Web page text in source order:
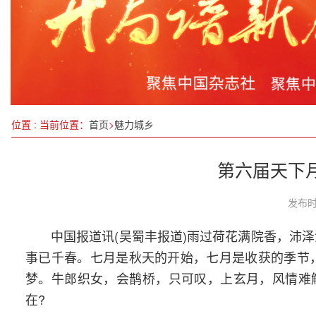
苏州市相城区人大常委会主要领导赴相城经开区走
意向签约金达5000万元！崇左小明山茶香飘邕城
位置 : 当前位置： 首页>魅力城乡
第六届天下
发布
中国报道讯(吴蜀丰报道)雨过荷花满院香，沛
事已千春。七月是秋天的开始，七月是收获的季
梦。牛郎织女，会鹊桥，只可叹，上玄月，风情
在?